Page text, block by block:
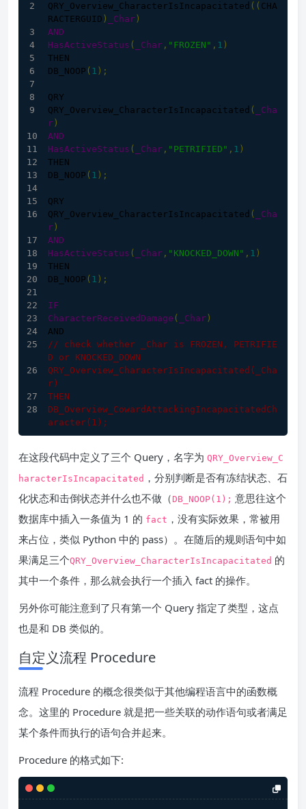
QRY_Overview_CharacterIsIncapacitated (( CHA
RACTERGUID ) _Char )
AND
HasActiveStatus ( _Char , "FROZEN" , 1 )
THEN
DB_NOOP ( 1 ) ;
QRY
QRY_Overview_CharacterIsIncapacitated (
_Cha
r )
AND
HasActiveStatus ( _Char , "PETRIFIED" , 1 )
THEN
DB_NOOP ( 1 ) ;
QRY
QRY_Overview_CharacterIsIncapacitated (
_Cha
r )
AND
HasActiveStatus ( _Char , "KNOCKED_DOWN" , 1 )
THEN
DB_NOOP ( 1 ) ;
IF
CharacterReceivedDamage ( _Char )
AND
// check whether _Char is FROZEN, PETRIFIE
D or KNOCKED_DOWN
QRY_Overview_CharacterIsIncapacitated(_Cha
r)
THEN
DB_Overview_CowardAttackingIncapacitatedCh
aracter( 1 ) ;
在这段代码中定义了三个 Query，名字为 QRY_Overview_C
haracterIsIncapacitated ，分别判断是否有冻结状态、石
化状态和击倒状态并什么也不做（ DB_NOOP( 1 ); 意思往这个
数据库中插入一条值为 1 的 fact ，没有实际效果，常被用
来占位，类似 Python 中的 pass）。在随后的规则语句中如
果满足三个QRY_Overview_CharacterIsIncapacitated 的
其中一个条件，那么就会执行一个插入 fact 的操作。
另外你可能注意到了只有第一个 Query 指定了类型，这点
也是和 DB 类似的。
自定义流程 Procedure
流程 Procedure 的概念很类似于其他编程语言中的函数概
念。这里的 Procedure 就是把一些关联的动作语句或者满足
某个条件而执行的语句合并起来。
Procedure 的格式如下: